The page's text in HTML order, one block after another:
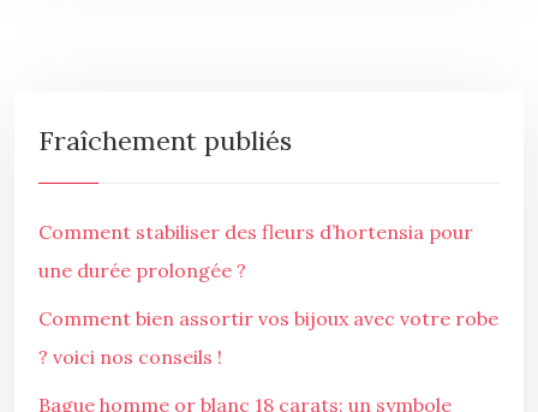
Fraîchement publiés
Comment stabiliser des fleurs d’hortensia pour
une durée prolongée ?
Comment bien assortir vos bijoux avec votre robe
? voici nos conseils !
Bague homme or blanc 18 carats: un symbole